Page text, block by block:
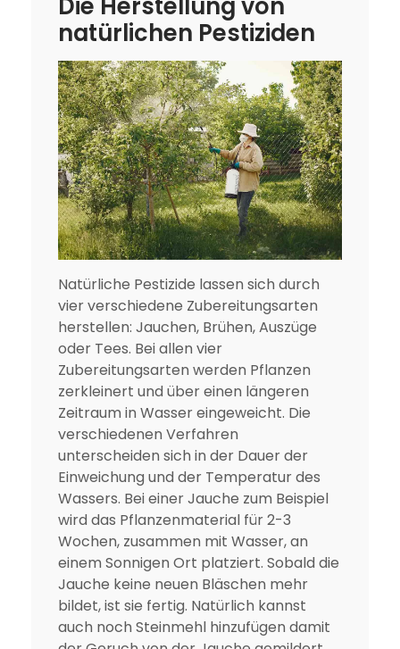
natürlichen Pestiziden
Natürliche Pestizide lassen sich durch
vier verschiedene Zubereitungsarten
herstellen: Jauchen, Brühen, Auszüge
oder Tees. Bei allen vier
Zubereitungsarten werden Pflanzen
zerkleinert und über einen längeren
Zeitraum in Wasser eingeweicht. Die
verschiedenen Verfahren
unterscheiden sich in der Dauer der
Einweichung und der Temperatur des
Wassers. Bei einer Jauche zum Beispiel
wird das Pflanzenmaterial für 2-3
Wochen, zusammen mit Wasser, an
einem Sonnigen Ort platziert. Sobald die
Jauche keine neuen Bläschen mehr
bildet, ist sie fertig. Natürlich kannst
auch noch Steinmehl hinzufügen damit